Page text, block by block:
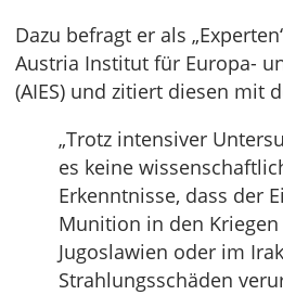
Dazu befragt er als
Austria Institut für Europa-
(AIES) und zitiert diesen mit
„Trotz intensiver
es keine
Erkenntnisse, dass der
Munition in den
Jugoslawien oder im Irak
Strahlungsschäden